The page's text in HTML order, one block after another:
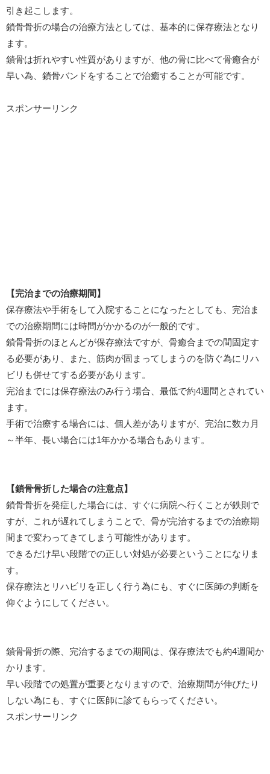
引き起こします。
鎖骨骨折の場合の治療方法としては、基本的に保存療法となり
ます。
鎖骨は折れやすい性質がありますが、他の骨に比べて骨癒合が
早い為、鎖骨バンドをすることで治癒することが可能です。
スポンサーリンク
【完治までの治療期間】
保存療法や手術をして入院することになったとしても、完治ま
での治療期間には時間がかかるのが一般的です。
鎖骨骨折のほとんどが保存療法ですが、骨癒合までの間固定す
る必要があり、また、筋肉が固まってしまうのを防ぐ為にリハ
ビリも併せてする必要があります。
完治までには保存療法のみ行う場合、最低で約4週間とされてい
ます。
手術で治療する場合には、個人差がありますが、完治に数カ月
～半年、長い場合には1年かかる場合もあります。
【鎖骨骨折した場合の注意点】
鎖骨骨折を発症した場合には、すぐに病院へ行くことが鉄則で
すが、これが遅れてしまうことで、骨が完治するまでの治療期
間まで変わってきてしまう可能性があります。
できるだけ早い段階での正しい対処が必要ということになりま
す。
保存療法とリハビリを正しく行う為にも、すぐに医師の判断を
仰ぐようにしてください。
鎖骨骨折の際、完治するまでの期間は、保存療法でも約4週間か
かります。
早い段階での処置が重要となりますので、治療期間が伸びたり
しない為にも、すぐに医師に診てもらってください。
スポンサーリンク